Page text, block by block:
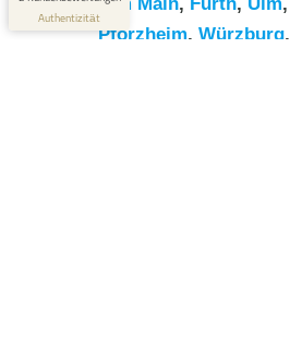
Pforzheim, Würzburg,
Authentizität
Blick aufs ProvenExpert-Profil werfen